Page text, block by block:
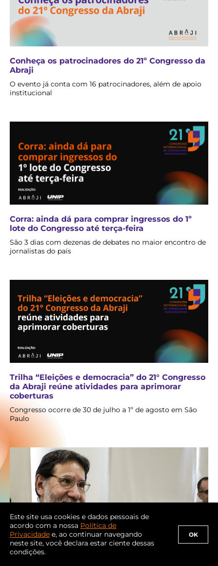
Conheça os patrocinadores do 21º Congresso da
Abraji
O evento já conta com 16 patrocinadores, além de apoio
institucional
Corra: ainda dá para comprar ingressos do 1º
lote do Congresso até terça-feira
São 3 dias com dezenas de debates no maior encontro de
jornalistas do país
Trilha “Eleições e democracia” do 21° Congresso
da Abraji reúne atividades para aprimorar
coberturas
Congresso ocorre de 30 de julho a 1º de agosto em São
Paulo
Legado de Marcelo Beraba será tema de sessão
especial no 21° Congresso da Abraji
Este site usa cookies e dados pessoais de
acordo com a nossa Política de
Privacidade e, ao continuar navegando
neste site, você declara estar ciente dessas
condições.
OK